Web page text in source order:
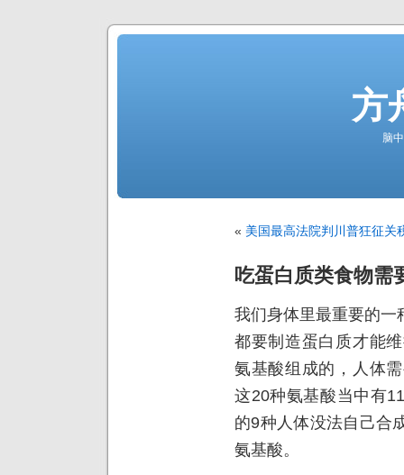
方
脑
« 美国最高法院判川普狂征关
吃蛋白质类食物需
我们身体里最重要的一
都要制造蛋白质才能
氨基酸组成的，人体
这20种氨基酸当中有
的9种人体没法自己合
氨基酸。